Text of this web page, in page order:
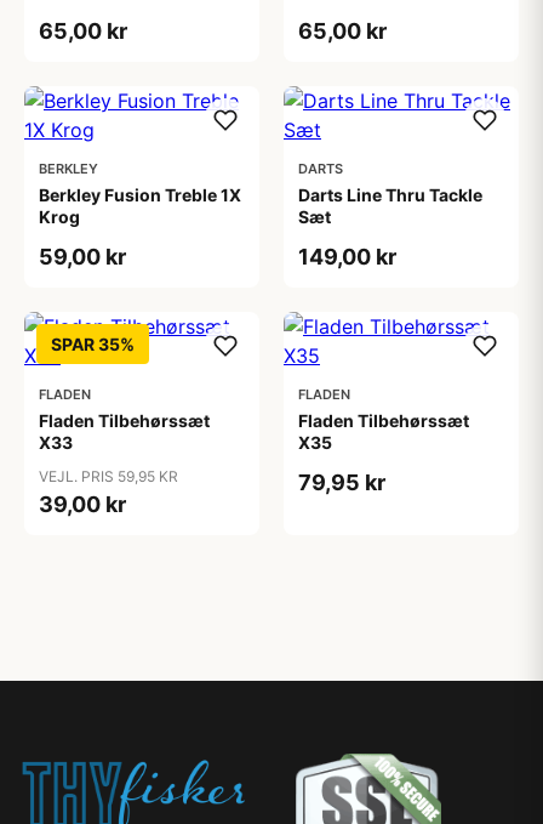
65,00 kr 65,00 kr
BERKLEY
Berkley Fusion Treble 1X
Krog
59,00 kr
DARTS
Darts Line Thru Tackle
Sæt
149,00 kr
SPAR 35%
FLADEN
Fladen Tilbehørssæt
X33
VEJL. PRIS 59,95 KR
39,00 kr
FLADEN
Fladen Tilbehørssæt
X35
79,95 kr